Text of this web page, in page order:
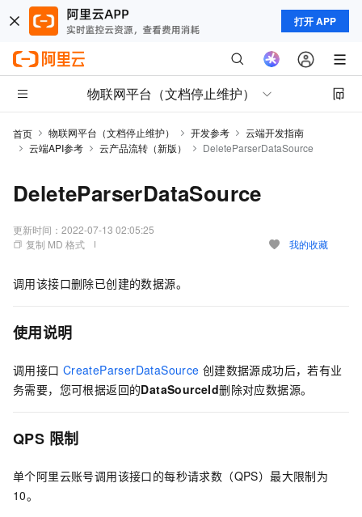
打开 APP
物联网平台（文档停止维护）
首页 物联网平台（文档停止维护） 开发参考
云端开发指南
云端API参考
云产品流转（新版） DeleteParserDataSource
DeleteParserDataSource
更新时间： 2022-07-13 02:05:25
复制 MD 格式
我的收藏
调用该接口删除已创建的数据源。
使用说明
调用接口 CreateParserDataSource 创建数据源成功后，若有业
务需要，您可根据返回的DataSourceId删除对应数据源。
QPS 限制
单个阿里云账号调用该接口的每秒请求数（QPS）最大限制为
10。